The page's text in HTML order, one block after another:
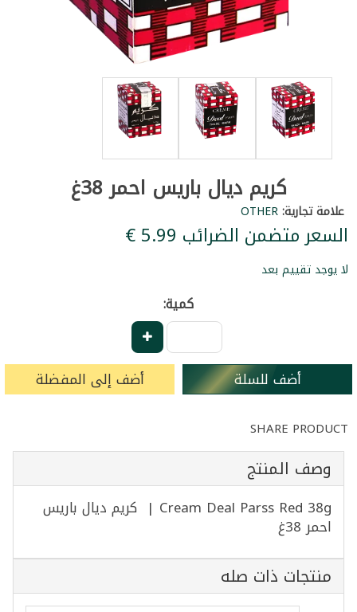
كريم ديال باريس احمر 38غ
علامة تجارية:OTHER
السعر متضمن الضرائب ‏5.99 €
لا يوجد تقييم بعد
كمية:
أضف للسلة أضف إلى المفضلة
SHARE PRODUCT
وصف المنتج
Cream Deal Parss Red 38g | كريم ديال باريس
احمر 38غ
منتجات ذات صله